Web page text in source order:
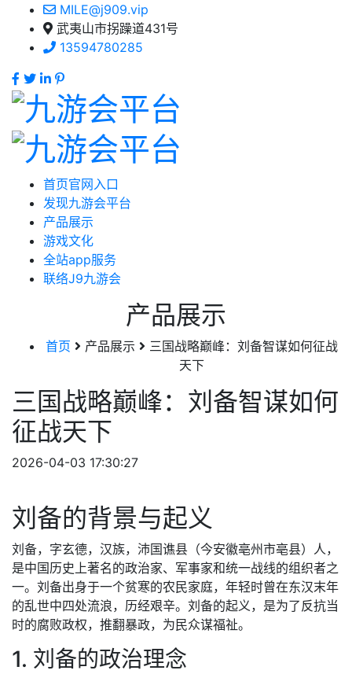
MILE@j909.vip
武夷山市拐躁道431号
13594780285
首页官网入口
发现九游会平台
产品展示
游戏文化
全站app服务
联络J9九游会
产品展示
首页 产品展示
三国战略巅峰：刘备智谋如何征战
天下
三国战略巅峰：刘备智谋如何
征战天下
2026-04-03 17:30:27
刘备的背景与起义
刘备，字玄德，汉族，沛国谯县（今安徽亳州市亳县）人，
是中国历史上著名的政治家、军事家和统一战线的组织者之
一。刘备出身于一个贫寒的农民家庭，年轻时曾在东汉末年
的乱世中四处流浪，历经艰辛。刘备的起义，是为了反抗当
时的腐败政权，推翻暴政，为民众谋福祉。
1. 刘备的政治理念